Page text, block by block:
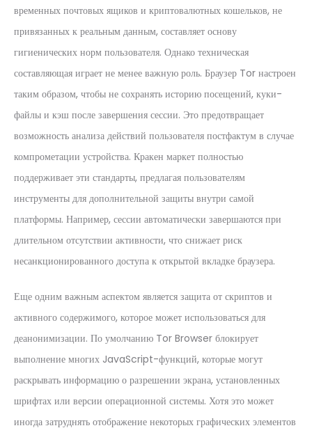
временных почтовых ящиков и криптовалютных кошельков, не
привязанных к реальным данным, составляет основу
гигиенических норм пользователя. Однако техническая
составляющая играет не менее важную роль. Браузер Tor настроен
таким образом, чтобы не сохранять историю посещений, куки-
файлы и кэш после завершения сессии. Это предотвращает
возможность анализа действий пользователя постфактум в случае
компрометации устройства. Кракен маркет полностью
поддерживает эти стандарты, предлагая пользователям
инструменты для дополнительной защиты внутри самой
платформы. Например, сессии автоматически завершаются при
длительном отсутствии активности, что снижает риск
несанкционированного доступа к открытой вкладке браузера.
Еще одним важным аспектом является защита от скриптов и
активного содержимого, которое может использоваться для
деанонимизации. По умолчанию Tor Browser блокирует
выполнение многих JavaScript-функций, которые могут
раскрывать информацию о разрешении экрана, установленных
шрифтах или версии операционной системы. Хотя это может
иногда затруднять отображение некоторых графических элементов